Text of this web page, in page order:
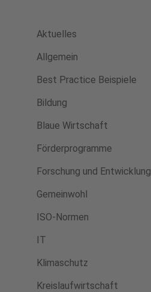
Aktuelles
Allgemein
Best Practice Beispiele
Bildung
Blaue Wirtschaft
Förderprogramme
Forschung und Entwicklung
Gemeinwohl
ISO-Normen
IT
Klimaschutz
Kreislaufwirtschaft